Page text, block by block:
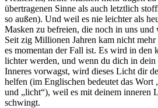
übertragenen Sinne als auch letztlich
so außen). Und weil es nie leichter als
Masken zu befreien, die noch in uns und
Seit zig Millionen Jahren kam nicht
es momentan der Fall ist. Es wird in den
lichter werden, und wenn du dich in dein
Inneres vorwagst, wird dieses Licht dir
helfen (im Englischen bedeutet das Wort
und „licht“), weil es mit deinem inneren
schwingt.